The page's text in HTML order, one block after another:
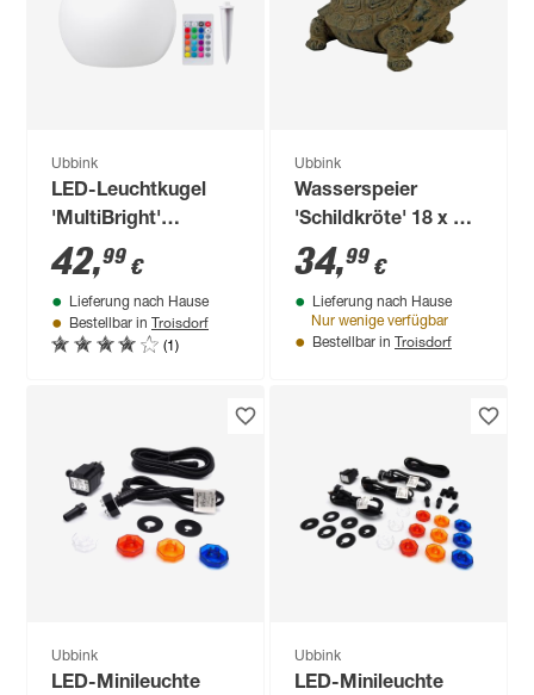
Ubbink
LED-Leuchtkugel
'MultiBright'
schwimmend Ø 20
cm
42,99 €
Lieferung nach Hause
Bestellbar in Troisdorf
(1)
Ubbink
Wasserspeier
'Schildkröte' 18 x 14
x 21 cm
34,99 €
Lieferung nach Hause
Nur wenige verfügbar
Bestellbar in Troisdorf
Ubbink
LED-Minileuchte
Ubbink
LED-Minileuchte